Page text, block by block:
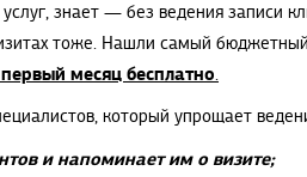
знает — без ведения записи
тоже. Нашли самый
первый месяц бесплатно.
который упрощает
и напоминает им о визите;